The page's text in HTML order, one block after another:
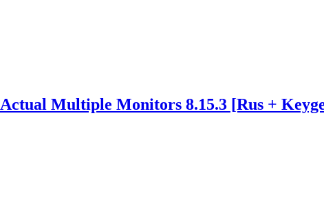
Actual Multiple Monitors 8.15.3 [Rus +